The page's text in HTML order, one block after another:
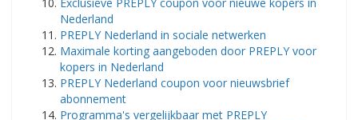
Nederland
PREPLY Nederland in sociale netwerken
Maximale korting aangeboden door PREPLY voor
kopers in Nederland
PREPLY Nederland coupon voor nieuwsbrief
abonnement
Programma's vergelijkbaar met PREPLY